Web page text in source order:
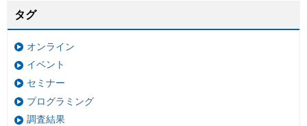
タグ
オンライン
イベント
セミナー
プログラミング
調査結果